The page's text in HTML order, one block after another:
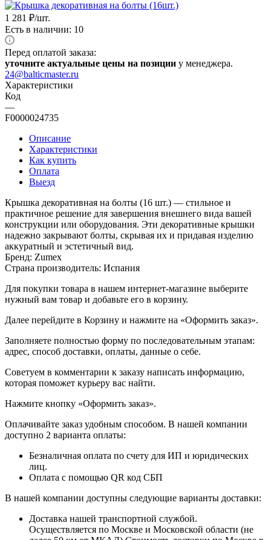
1 281 ₽/шт.
Есть в наличии: 10
Перед оплатой заказа:
уточните актуальные цены на позиции у менеджера.
24@balticmaster.ru
Характеристики
Код
—
F0000024735
Описание
Характеристики
Как купить
Оплата
Выезд
Крышка декоративная на болты (16 шт.) — стильное и
практичное решение для завершения внешнего вида вашей
конструкции или оборудования. Эти декоративные крышки
надежно закрывают болты, скрывая их и придавая изделию
аккуратный и эстетичный вид.
Бренд: Zumex
Страна производитель: Испания
Для покупки товара в нашем интернет-магазине выберите
нужный вам товар и добавьте его в корзину.
Далее перейдите в Корзину и нажмите на «Оформить заказ».
​​​​​​​Заполняете полностью форму по последовательным этапам:
адрес, способ доставки, оплаты, данные о себе.
​​​​​​​Советуем в комментарии к заказу написать информацию,
которая поможет курьеру вас найти.
​​​​​​​Нажмите кнопку «Оформить заказ».
Оплачивайте заказ удобным способом. В нашей компании
доступно 2 варианта оплаты:
Безналичная оплата по счету для ИП и юридических
лиц.
Оплата с помощью QR код СБП
В нашей компании доступны следующие варианты доставки:
Доставка нашей транспортной службой.
Осуществляется по Москве и Московской области (не